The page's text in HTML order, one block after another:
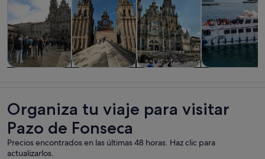
Organiza tu viaje para visitar
Pazo de Fonseca
Precios encontrados en las últimas 48 horas. Haz clic para
actualizarlos.